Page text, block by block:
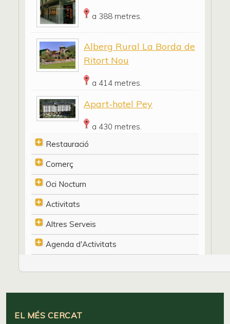
a 388 metres.
Alberg Rural La Borda de
Ritort Nou
a 414 metres.
Apart-hotel Pey
a 430 metres.
Restauració
Comerç
Oci Nocturn
Activitats
Altres Serveis
Agenda d'Activitats
EL MÉS CERCAT